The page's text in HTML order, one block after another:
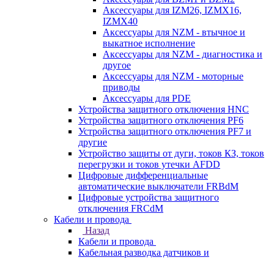
Аксессуары для IZM26, IZMX16,
IZMX40
Аксессуары для NZM - втычное и
выкатное исполнение
Аксессуары для NZM - диагностика и
другое
Аксессуары для NZM - моторные
приводы
Аксессуары для PDE
Устройства защитного отключения HNC
Устройства защитного отключения PF6
Устройства защитного отключения PF7 и
другие
Устройство защиты от дуги, токов КЗ, токов
перегрузки и токов утечки AFDD
Цифровые дифференциальные
автоматические выключатели FRBdM
Цифровые устройства защитного
отключения FRCdM
Кабели и провода
Назад
Кабели и провода
Кабельная разводка датчиков и